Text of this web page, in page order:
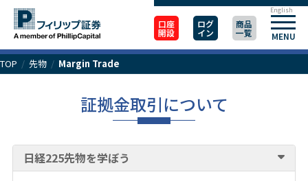
口座
開設
ログ
イン
商品
一覧 MENU
English
TOP / 先物 / Margin Trade
証拠金取引について
日経225先物を学ぼう